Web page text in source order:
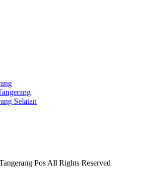
Selatan
Pos All Rights Reserved